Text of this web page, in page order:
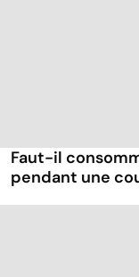
Faut-il
pendant une